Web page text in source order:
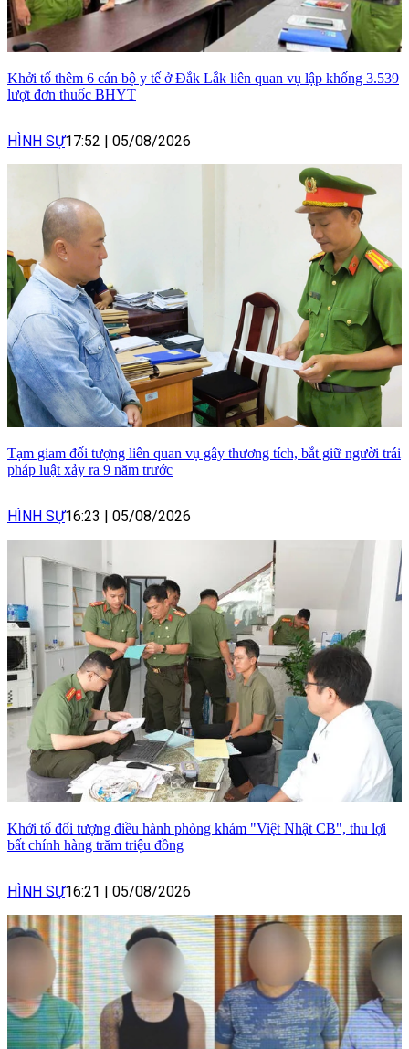
Khởi tố thêm 6 cán bộ y tế ở Đắk Lắk liên quan vụ lập khống 3.539
lượt đơn thuốc BHYT
HÌNH SỰ17:52 05/08/2026
Tạm giam đối tượng liên quan vụ gây thương tích, bắt giữ người trái
pháp luật xảy ra 9 năm trước
HÌNH SỰ16:23 05/08/2026
Khởi tố đối tượng điều hành phòng khám "Việt Nhật CB", thu lợi
bất chính hàng trăm triệu đồng
HÌNH SỰ16:21 05/08/2026